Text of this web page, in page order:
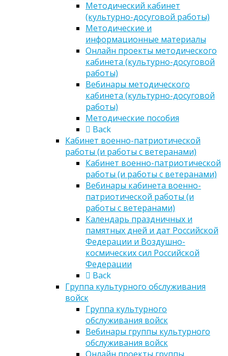
Методический кабинет
(культурно-досуговой работы)
Методические и
информационные материалы
Онлайн проекты методического
кабинета (культурно-досуговой
работы)
Вебинары методического
кабинета (культурно-досуговой
работы)
Методические пособия
Back
Кабинет военно-патриотической
работы (и работы с ветеранами)
Кабинет военно-патриотической
работы (и работы с ветеранами)
Вебинары кабинета военно-
патриотической работы (и
работы с ветеранами)
Календарь праздничных и
памятных дней и дат Российской
Федерации и Воздушно-
космических сил Российской
Федерации
Back
Группа культурного обслуживания
войск
Группа культурного
обслуживания войск
Вебинары группы культурного
обслуживания войск